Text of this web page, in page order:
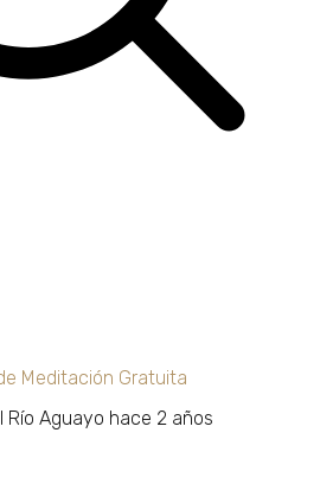
Meditación Gratuita
Río Aguayo hace 2 años